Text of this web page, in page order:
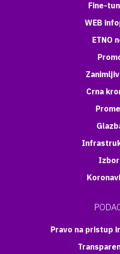
Fine-
WEB
ETNO
Crna
Pravo na pristup